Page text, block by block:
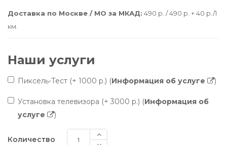
Доставка по Москве / МО за МКАД: 490 р. / 490 р. + 40 р./1
км.
Наши услуги
Пиксель-Тест (+ 1000 р.) (Информация об услуге )
Установка телевизора (+ 3000 р.) (Информация об
услуге
)
Количество